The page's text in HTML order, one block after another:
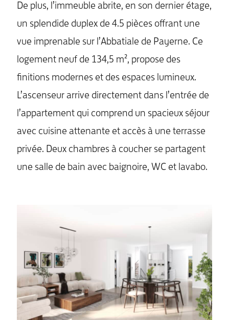
De plus, l’immeuble abrite, en son dernier étage,
un splendide duplex de 4.5 pièces offrant une
vue imprenable sur l’Abbatiale de Payerne. Ce
logement neuf de 134,5 m², propose des
finitions modernes et des espaces lumineux.
L’ascenseur arrive directement dans l’entrée de
l’appartement qui comprend un spacieux séjour
avec cuisine attenante et accès à une terrasse
privée. Deux chambres à coucher se partagent
une salle de bain avec baignoire, WC et lavabo.